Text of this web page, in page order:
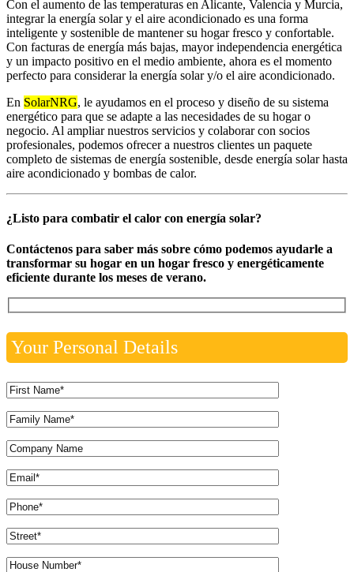
Con el aumento de las temperaturas en Alicante, Valencia y Murcia,
integrar la energía solar y el aire acondicionado es una forma
inteligente y sostenible de mantener su hogar fresco y confortable.
Con facturas de energía más bajas, mayor independencia energética
y un impacto positivo en el medio ambiente, ahora es el momento
perfecto para considerar la energía solar y/o el aire acondicionado.
En SolarNRG, le ayudamos en el proceso y diseño de su sistema
energético para que se adapte a las necesidades de su hogar o
negocio. Al ampliar nuestros servicios y colaborar con socios
profesionales, podemos ofrecer a nuestros clientes un paquete
completo de sistemas de energía sostenible, desde energía solar hasta
aire acondicionado y bombas de calor.
¿Listo para combatir el calor con energía solar?
Contáctenos para saber más sobre cómo podemos ayudarle a
transformar su hogar en un hogar fresco y energéticamente
eficiente durante los meses de verano.
Your Personal Details